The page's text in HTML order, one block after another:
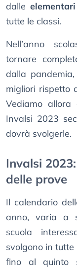
dalleelementari
tutte le classi.
Nell’anno
tornare
dalla
migliori rispetto
Vediamo allora
Invalsi 2023
dovrà svolgerle.
Invalsi
delle prove
Il calendario
anno, varia a
scuola
svolgono in
fino al quinto